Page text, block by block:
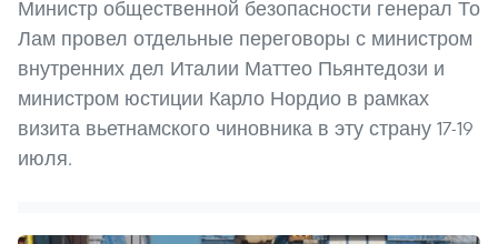
Министр общественной безопасности генерал То
Лам провел отдельные переговоры с министром
внутренних дел Италии Маттео Пьянтедози и
министром юстиции Карло Нордио в рамках
визита вьетнамского чиновника в эту страну 17-19
июля.